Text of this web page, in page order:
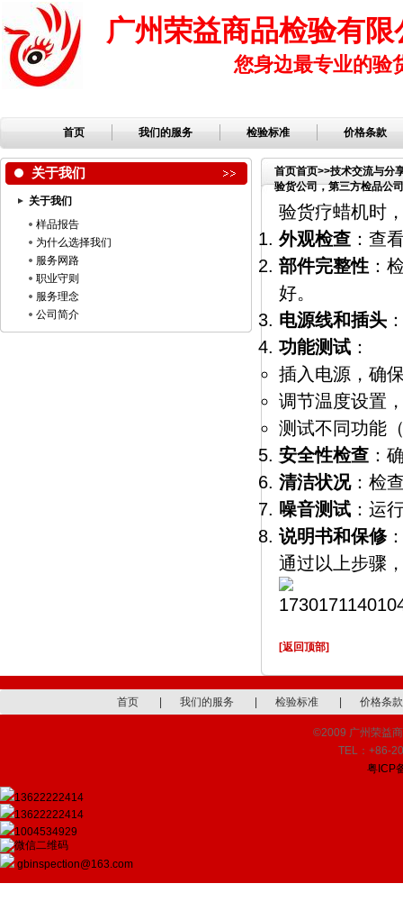
广州荣益商品检验有限
您身边最专业的验
首页 我们的服务 检验标准 价格条款
关于我们
关于我们
样品报告
为什么选择我们
服务网路
职业守则
服务理念
公司简介
首页首页>>技术交流与分
验货公司，第三方检品公司
验货疗蜡机时
外观检查 ：查
部件完整性 ：
好。
电源线和插头
功能测试 ：
插入电源，确
调节温度设置
测试不同功能
安全性检查 ：
清洁状况：检
噪音测试 ：运
说明书和保修
通过以上步骤
[返回顶部]
首页 我们的服务 检验标准 价格条款
©2009 广州荣益
TEL：+86-
粤ICP
13622222414
13622222414
1004534929
gbinspection@163.com